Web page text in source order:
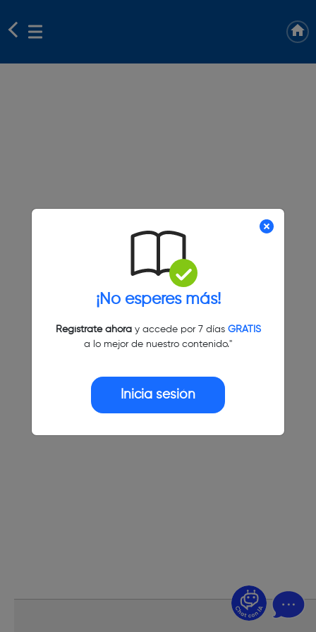
¡No esperes más!
Regístrate ahoray accede por 7 días GRATIS
a lo mejor de nuestro contenido."
Inicia sesión